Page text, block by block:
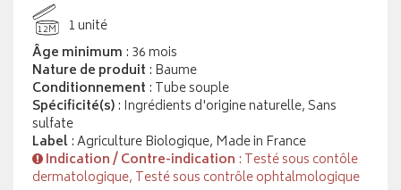
12M
1 unité
Âge minimum : 36 mois
Nature de produit : Baume
Conditionnement : Tube souple
Spécificité(s): Ingrédients d'origine naturelle, Sans
sulfate
Label: Agriculture Biologique, Made in France
Indication / Contre-indication : Testé sous contôle
dermatologique, Testé sous contrôle ophtalmologique